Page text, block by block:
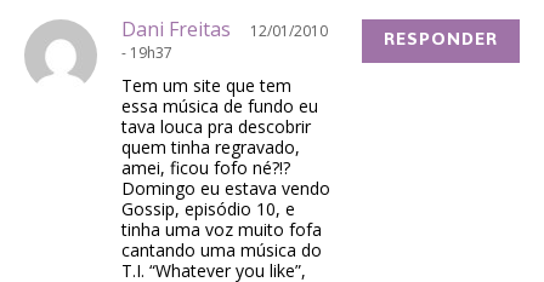
Dani Freitas
12/01/2010
- 19h37
Tem um site que tem
essa música de fundo eu
tava louca pra descobrir
quem tinha regravado,
amei, ficou fofo né?!?
Domingo eu estava vendo
Gossip, episódio 10, e
tinha uma voz muito fofa
cantando uma música do
T.I. “Whatever you like”,
RESPONDER